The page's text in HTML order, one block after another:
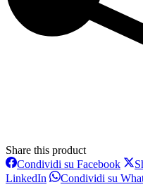
Share this product
Condividi su Facebook
su
LinkedIn Condividi
Condividi su